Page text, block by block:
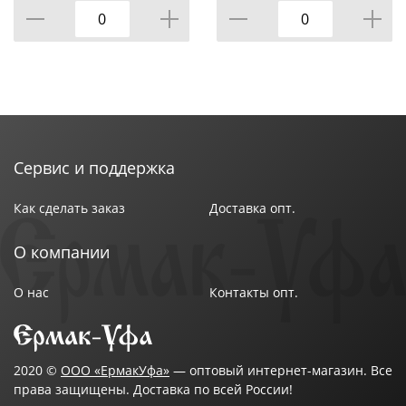
Комплектность: корпус
Популярность: да
Сервис и поддержка
Как сделать заказ Доставка опт.
О компании
О нас Контакты опт.
2020 © ООО «ЕрмакУфа» — оптовый интернет-магазин. Все
права защищены. Доставка по всей России!